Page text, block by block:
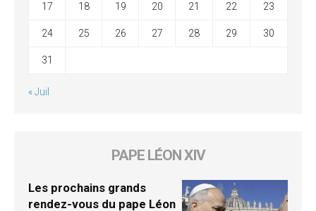
17 18 19 20 21 22 23
24 25 26 27 28 29 30
31
« Juil
PAPE LÉON XIV
Les prochains grands
rendez-vous du pape Léon